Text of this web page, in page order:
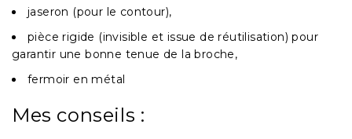
jaseron (pour le contour),
pièce rigide (invisible et issue de réutilisation) pour
garantir une bonne tenue de la broche,
fermoir en métal
Mes conseils :